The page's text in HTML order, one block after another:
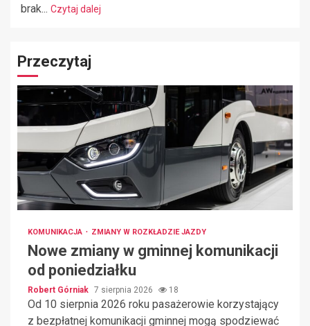
brak... Czytaj dalej
Przeczytaj
KOMUNIKACJA ZMIANY W ROZKŁADZIE JAZDY
Nowe zmiany w gminnej komunikacji
od poniedziałku
Robert Górniak 7 sierpnia 2026 18
Od 10 sierpnia 2026 roku pasażerowie korzystający
z bezpłatnej komunikacji gminnej mogą spodziewać